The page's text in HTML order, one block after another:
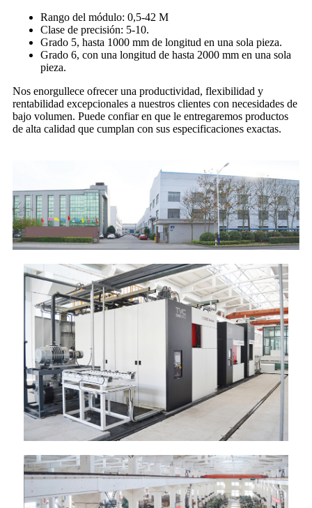
Rango del módulo: 0,5-42 M
Clase de precisión: 5-10.
Grado 5, hasta 1000 mm de longitud en una sola pieza.
Grado 6, con una longitud de hasta 2000 mm en una sola
pieza.
Nos enorgullece ofrecer una productividad, flexibilidad y
rentabilidad excepcionales a nuestros clientes con necesidades de
bajo volumen. Puede confiar en que le entregaremos productos
de alta calidad que cumplan con sus especificaciones exactas.